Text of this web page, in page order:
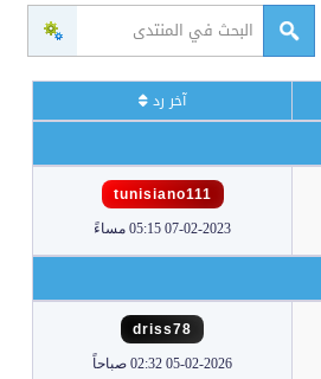
آخر رد
tunisiano111
07-02-2023 05:15 مساءً
driss78
05-02-2026 02:32 صباحاً